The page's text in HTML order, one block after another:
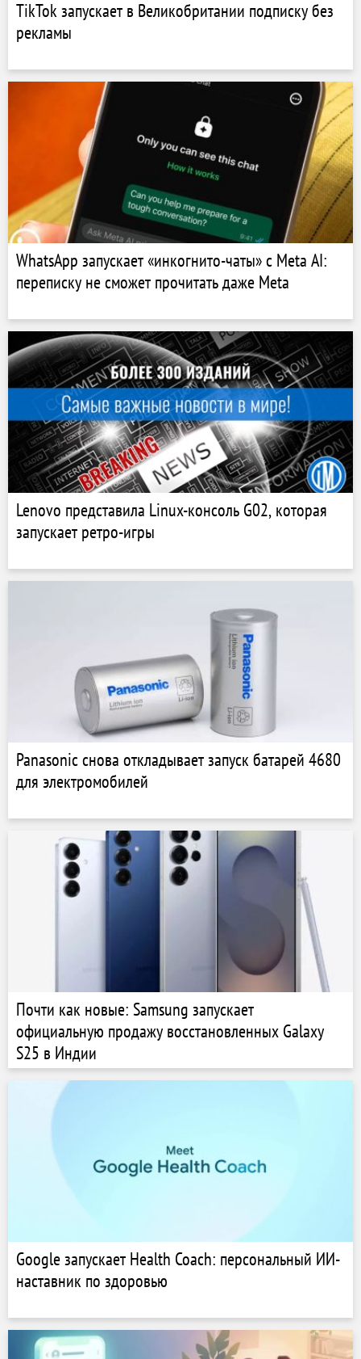
TikTok запускает в Великобритании подписку без
рекламы
WhatsApp запускает «инкогнито-чаты» с Meta AI:
переписку не сможет прочитать даже Meta
Lenovo представила Linux-консоль G02, которая
запускает ретро-игры
Panasonic снова откладывает запуск батарей 4680
для электромобилей
Почти как новые: Samsung запускает
официальную продажу восстановленных Galaxy
S25 в Индии
Google запускает Health Coach: персональный ИИ-
наставник по здоровью